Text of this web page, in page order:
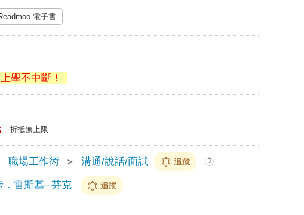
電子書
學不中斷！
折抵無上限
職場工作術 ＞ 溝通/說話/面試 追蹤 ?
．雷斯基─芬克 追蹤